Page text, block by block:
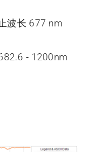
波长 677 nm
- 1200nm